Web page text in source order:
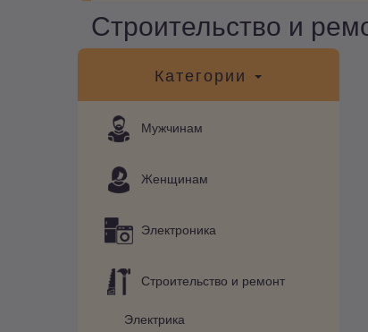
Строительство и
Категории
Мужчинам
Женщинам
Электроника
Строительство и ремонт
Электрика